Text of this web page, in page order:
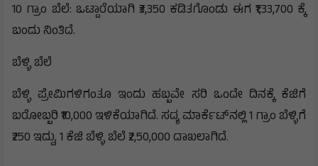
10 ಗ್ರಾಂ ಬೆಲೆ: ಒಟ್ಟಾರೆಯಾಗಿ ₹3,350 ಕಡಿತಗೊಂಡು ಈಗ ₹1,33,700 ಕ್ಕೆ
ಬಂದು ನಿಂತಿದೆ.
ಬೆಳ್ಳಿ ಬೆಲೆ
ಬೆಳ್ಳಿ ಪ್ರೇಮಿಗಳಿಗಂತೂ ಇಂದು ಹಬ್ಬವೇ ಸರಿ ಒಂದೇ ದಿನಕ್ಕೆ ಕೆಜಿಗೆ
ಬರೋಬ್ಬರಿ ₹10,000 ಇಳಿಕೆಯಾಗಿದೆ. ಸದ್ಯ ಮಾರ್ಕೆಟ್‌ನಲ್ಲಿ 1 ಗ್ರಾಂ ಬೆಳ್ಳಿಗೆ
₹250 ಇದ್ದು, 1 ಕೆಜಿ ಬೆಳ್ಳಿ ಬೆಲೆ ₹2,50,000 ದಾಖಲಾಗಿದೆ.